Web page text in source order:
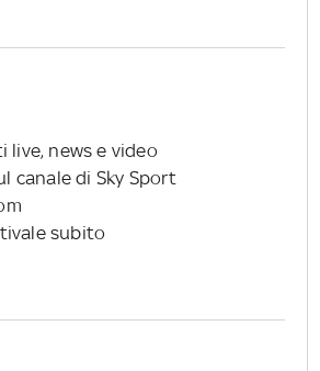
live, news e video
canale di Sky Sport
subito